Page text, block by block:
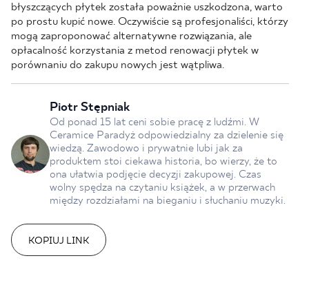
błyszczących płytek została poważnie uszkodzona, warto
po prostu kupić nowe. Oczywiście są profesjonaliści, którzy
mogą zaproponować alternatywne rozwiązania, ale
opłacalność korzystania z metod renowacji płytek w
porównaniu do zakupu nowych jest wątpliwa.
Piotr Stępniak
Od ponad 15 lat ceni sobie pracę z ludźmi. W
Ceramice Paradyż odpowiedzialny za dzielenie się
wiedzą. Zawodowo i prywatnie lubi jak za
produktem stoi ciekawa historia, bo wierzy, że to
ona ułatwia podjęcie decyzji zakupowej. Czas
wolny spędza na czytaniu książek, a w przerwach
między rozdziałami na bieganiu i słuchaniu muzyki.
KOPIUJ LINK